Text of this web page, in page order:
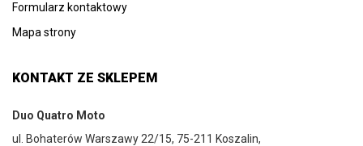
Formularz kontaktowy
Mapa strony
KONTAKT ZE SKLEPEM
Duo Quatro Moto
ul. Bohaterów Warszawy 22/15, 75-211 Koszalin,